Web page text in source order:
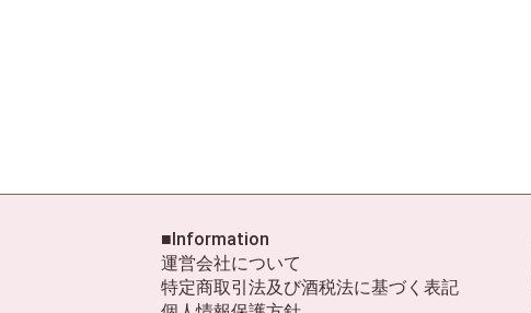
■Information
運営会社について
特定商取引法及び酒税法に基づく表記